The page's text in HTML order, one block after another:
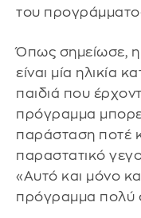
του
Όπως σημείωσε, η
είναι μία ηλικία
παιδιά που
πρόγραμμα
παράσταση ποτέ
παραστατικό
«Αυτό και μόνο
πρόγραμμα πολύ